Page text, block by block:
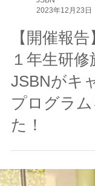
JSBN
2023年12月23日
【開催報告
１年生研
JSBNがキ
プログラ
た！